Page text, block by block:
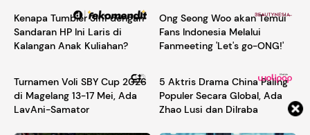
Kenapa Tumbler 3in1 dengan
Sandaran HP Ini Laris di
Kalangan Anak Kuliahan?
Ong Seong Woo akan Temui
Fans Indonesia Melalui
Fanmeeting 'Let's go-ONG!'
Turnamen Voli SBY Cup 2026
di Magelang 13-17 Mei, Ada
LavAni-Samator
5 Aktris Drama China Paling
Populer Secara Global, Ada
Zhao Lusi dan Dilraba